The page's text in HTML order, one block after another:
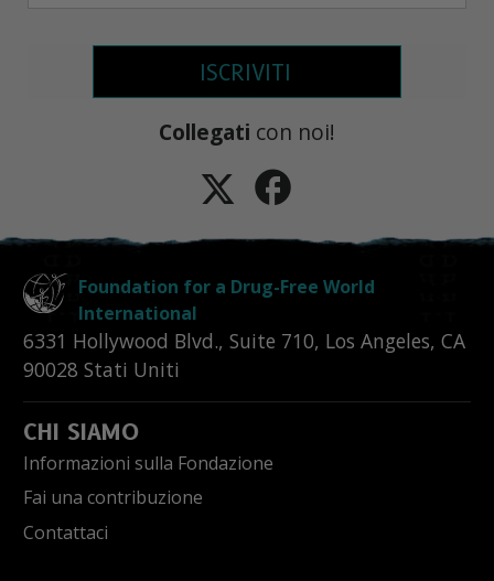
ISCRIVITI
Collegati con noi!
Foundation for a Drug-Free World
International
6331 Hollywood Blvd., Suite 710, Los Angeles, CA
90028 Stati Uniti
CHI SIAMO
Informazioni sulla Fondazione
Fai una contribuzione
Contattaci